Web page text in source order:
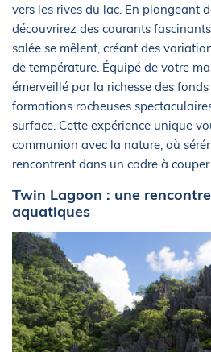
vers les rives du lac. En plongeant
découvrirez des courants fascinants
salée se mêlent, créant des
de température. Équipé de votre
émerveillé par la richesse des
formations rocheuses
surface. Cette expérience unique
communion avec la nature, où
rencontrent dans un cadre à
Twin Lagoon : une
aquatiques